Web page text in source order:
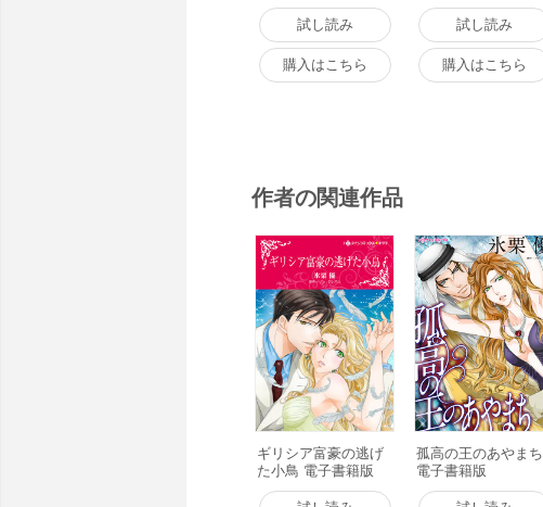
試し読み
購入はこちら
試し読み
購入はこちら
作者の関連作品
ギリシア富豪の逃げ
た小鳥 電子書籍版
孤高の王のあやまち
電子書籍版